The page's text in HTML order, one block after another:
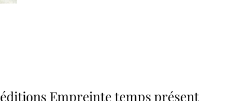
éditions Empreinte temps présent